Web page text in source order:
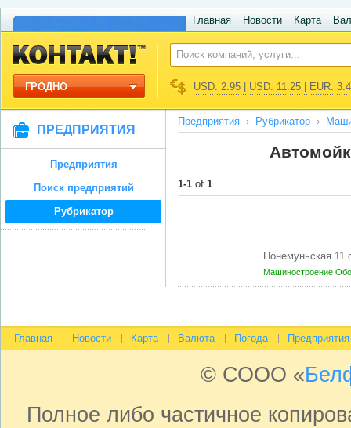
Главная Новости Карта
ГРОДНО USD: 2.95 | USD: 11.25 | EUR:
ПРЕДПРИЯТИЯ
Предприятия
Поиск предприятий
Рубрикатор
Предприятия Рубрикатор
1-1 of 1
Понемуньская
Машиностроение
Главная Новости Карта Валюта Погода Предприятия
© СООО «
Полное либо частичное